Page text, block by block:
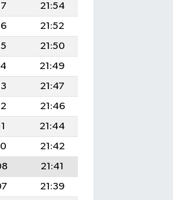
21:54
21:52
21:50
21:49
21:47
21:46
21:44
21:42
21:41
21:39